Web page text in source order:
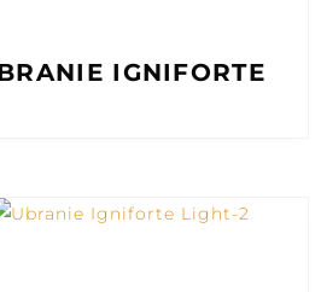
IGNIFORTE